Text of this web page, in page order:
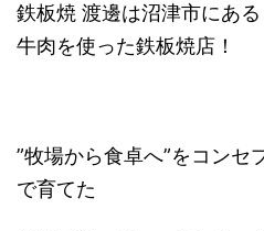
鉄板焼 渡邊は沼津市にあ
牛肉を使った鉄板焼店！
”牧場から食卓へ”をコンセ
で育てた